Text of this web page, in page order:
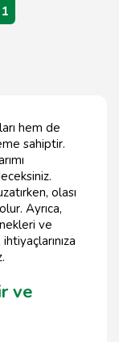
1
hem de
sahiptir.
olası
Ayrıca,
ve
ve